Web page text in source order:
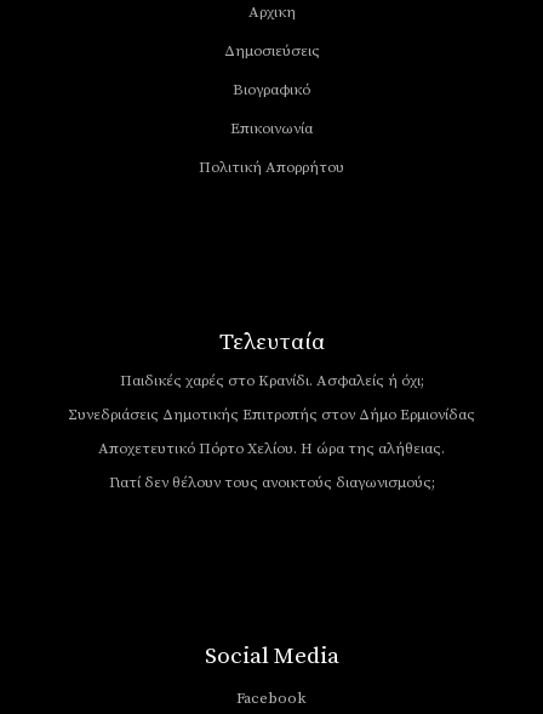
Αρχικη
Δημοσιεύσεις
Βιογραφικό
Επικοινωνία
Πολιτική Απορρήτου
Τελευταία
Παιδικές χαρές στο Κρανίδι. Ασφαλείς ή όχι;
Συνεδριάσεις Δημοτικής Επιτροπής στον Δήμο Ερμιονίδας
Αποχετευτικό Πόρτο Χελίου. Η ώρα της αλήθειας.
Γιατί δεν θέλουν τους ανοικτούς διαγωνισμούς;
Social Media
Facebook